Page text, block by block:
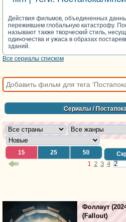
Действия фильмов, объединенных
пережившем глобальную катастрофу.
называют также творческий стиль,
одиночества и ужаса в образах
зданий.
Все сериалы списком
Сериалы/
15
25 50
1
2 3 4
Фоллаут
(Fallout)